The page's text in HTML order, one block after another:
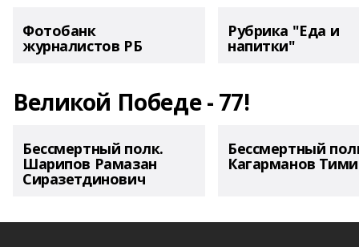
Фотобанк
журналистов РБ
Рубрика "Еда и
напитки"
Великой Победе - 77!
Бессмертный полк.
Шарипов Рамазан
Сиразетдинович
Бессмертный
Кагарманов